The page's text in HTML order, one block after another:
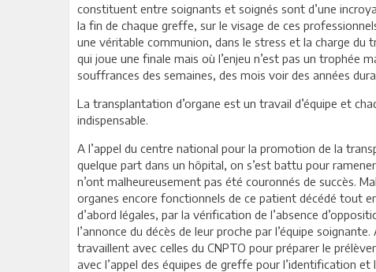
constituent entre soignants et soignés sont d’une
la fin de chaque greffe, sur le visage de ces
une véritable communion, dans le stress et la charge du
qui joue une finale mais où l’enjeu n’est pas un trophée
souffrances des semaines, des mois voir des années
La transplantation d’organe est un travail d’équipe et
indispensable.
A l’appel du centre national pour la promotion de la
quelque part dans un hôpital, on s’est battu pour
n’ont malheureusement pas été couronnés de succès.
organes encore fonctionnels de ce patient décédé tout
d’abord légales, par la vérification de l’absence
l’annonce du décès de leur proche par l’équipe
travaillent avec celles du CNPTO pour préparer le
avec l’appel des équipes de greffe pour l’identification